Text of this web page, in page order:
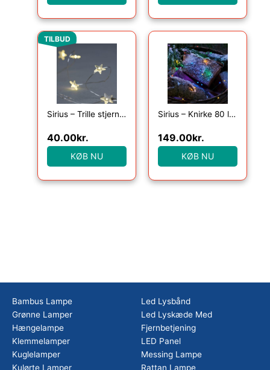
TILBUD
Sirius – Trille stjerne 20 lys , Klar/Sølv
Den oprindelige pris var: 49.00kr..
40.00kr.
Den aktuelle pris er: 40.00kr..
KØB NU
Sirius – Knirke 80 lys, Multi
149.00kr.
KØB NU
Bambus Lampe
Grønne Lamper
Hængelampe
Klemmelamper
Kuglelamper
Kulørte Lamper
Led Lysbånd
Led Lyskæde Med
Fjernbetjening
LED Panel
Messing Lampe
Rattan Lampe